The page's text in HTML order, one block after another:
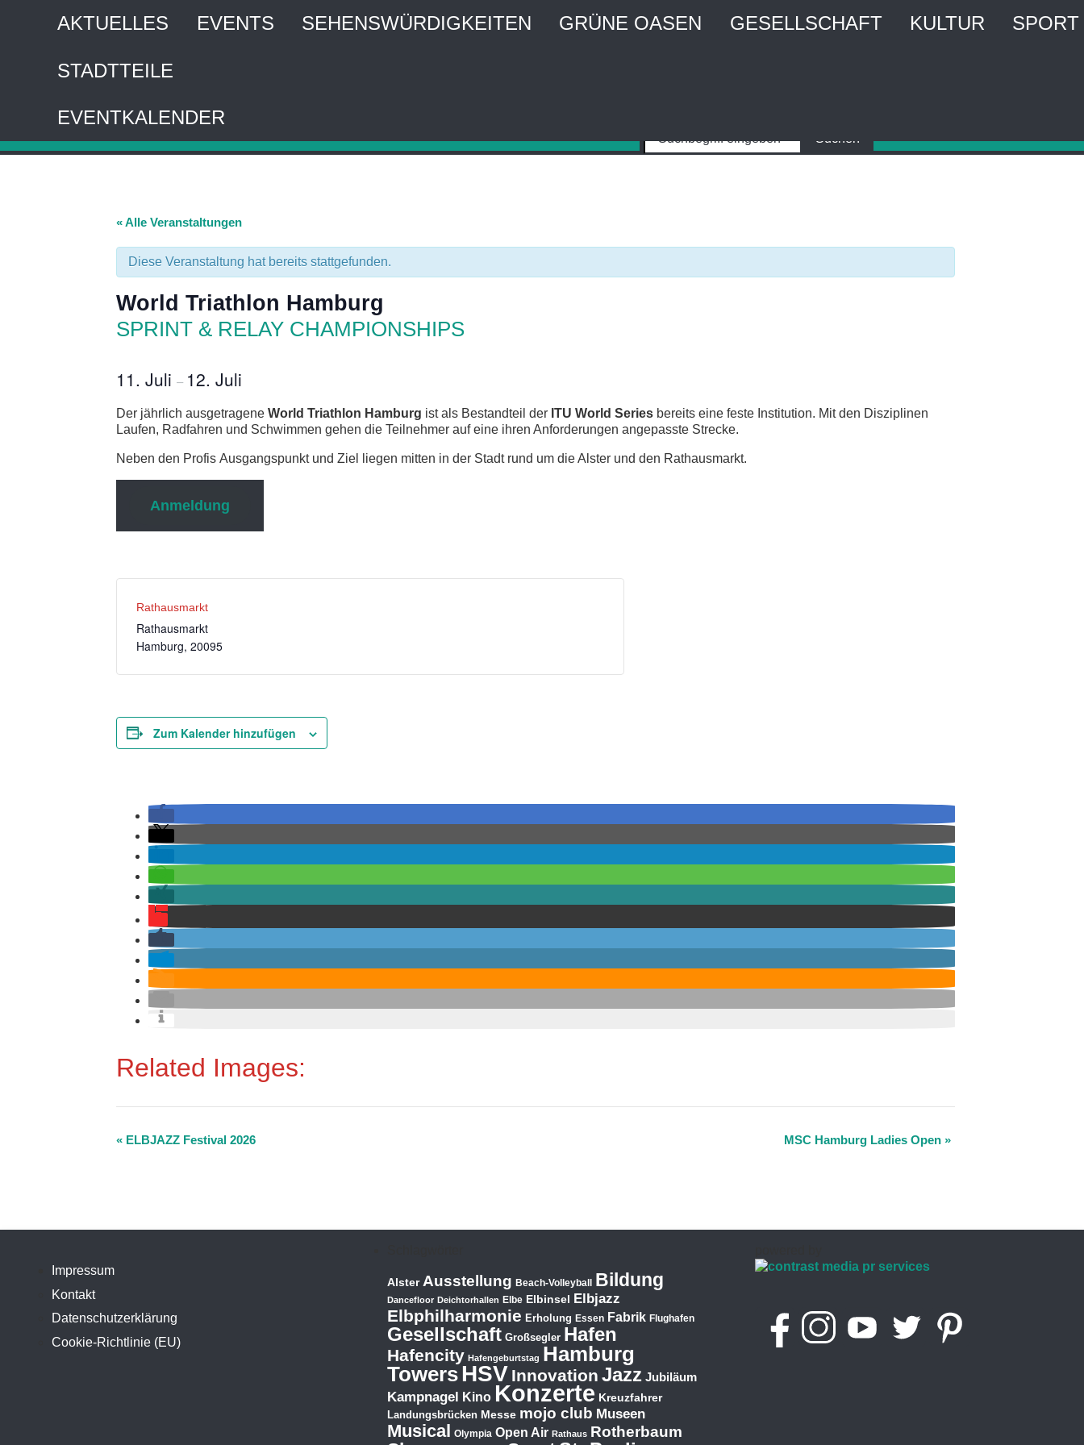
AKTUELLES EVENTS SEHENSWÜRDIGKEITEN GRÜNE OASEN GESELLSCHAFT KULTUR SPORT
STADTTEILE
EVENTKALENDER
« Alle Veranstaltungen
Diese Veranstaltung hat bereits stattgefunden.
World Triathlon Hamburg
SPRINT & RELAY CHAMPIONSHIPS
11. Juli – 12. Juli
Der jährlich ausgetragene World Triathlon Hamburg ist als Bestandteil der ITU World Series bereits eine feste Institution. Mit den Disziplinen
Laufen, Radfahren und Schwimmen gehen die Teilnehmer auf eine ihren Anforderungen angepasste Strecke.
Neben den Profis Ausgangspunkt und Ziel liegen mitten in der Stadt rund um die Alster und den Rathausmarkt.
Anmeldung
Rathausmarkt
Rathausmarkt
Hamburg, 20095
Zum Kalender hinzufügen
Related Images:
Veranstaltung-
« ELBJAZZ Festival 2026 MSC Hamburg Ladies Open »
Impressum
Kontakt
Datenschutzerklärung
Cookie-Richtlinie (EU)
Alster Ausstellung Beach-Volleyball Bildung
Dancefloor Deichtorhallen Elbe Elbinsel Elbjazz
Elbphilharmonie Erholung Essen Fabrik Flughafen
Gesellschaft Großsegler Hafen
Hafencity Hafengeburtstag Hamburg
TowersHSV Innovation Jazz Jubiläum
Kampnagel Kino Konzerte Kreuzfahrer
Landungsbrücken Messe mojo club Museen
Musical Olympia Open Air Rathaus Rotherbaum